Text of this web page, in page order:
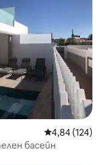
Средна
4,84 (124)
басейн